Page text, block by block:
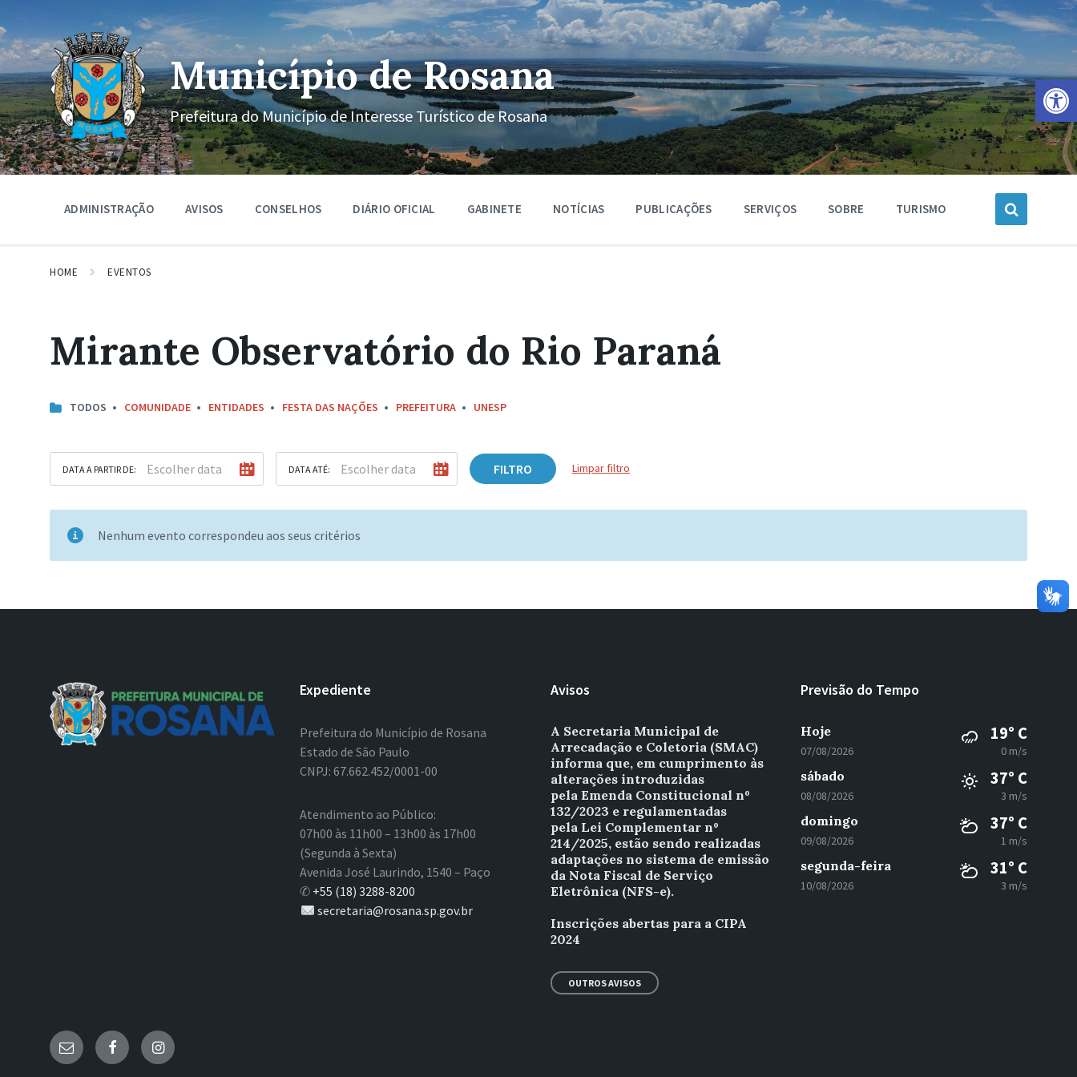
Barra de Ferramentas Aberta
o
conteúdo
a
navegação
principal
o
rodapé
Município de Rosana
Prefeitura do Município de Interesse Turístico de Rosana
ADMINISTRAÇÃO AVISOS CONSELHOS DIÁRIO OFICIAL GABINETE NOTÍCIAS PUBLICAÇÕES SERVIÇOS SOBRE TURISMO
HOME EVENTOS
Mirante Observatório do Rio Paraná
TODOS COMUNIDADE ENTIDADES FESTA DAS NAÇÕES PREFEITURA UNESP
DATA A PARTIR DE: DATA ATÉ: FILTRO Limpar filtro
Nenhum evento correspondeu aos seus critérios
Expediente
Prefeitura do Município de Rosana
Estado de São Paulo
CNPJ: 67.662.452/0001-00
Atendimento ao Público:
07h00 às 11h00 – 13h00 às 17h00
(Segunda à Sexta)
Avenida José Laurindo, 1540 – Paço
✆ +55 (18) 3288-8200
secretaria@rosana.sp.gov.br
Avisos
A Secretaria Municipal de
Arrecadação e Coletoria (SMAC)
informa que, em cumprimento às
alterações introduzidas
pela Emenda Constitucional nº
132/2023 e regulamentadas
pela Lei Complementar nº
214/2025, estão sendo realizadas
adaptações no sistema de emissão
da Nota Fiscal de Serviço
Eletrônica (NFS-e).
Inscrições abertas para a CIPA
2024
OUTROS AVISOS
Previsão do Tempo
Hoje
07/08/2026
19° C
0 m/s
sábado
08/08/2026
37° C
3 m/s
domingo
09/08/2026
37° C
1 m/s
segunda-feira
10/08/2026
31° C
3 m/s
E- FacebookInstagram